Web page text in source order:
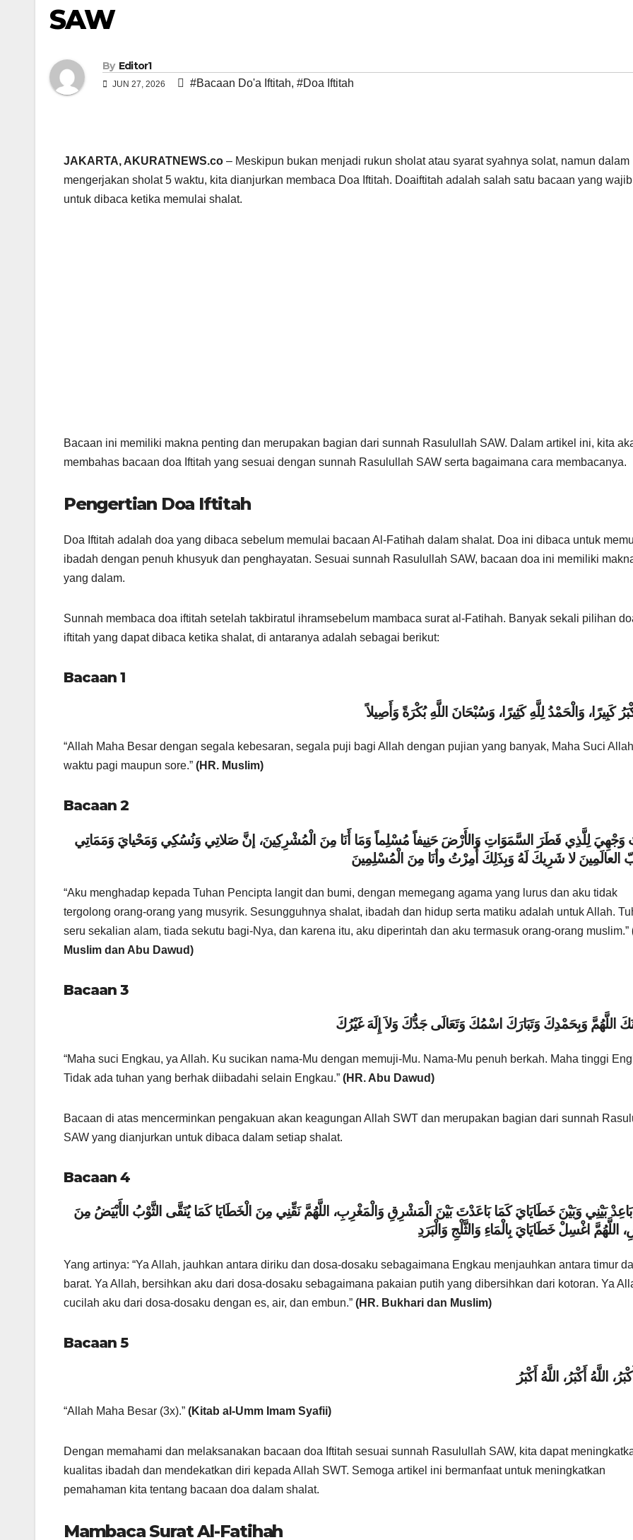
SAW
By Editor1
JUN 27, 2026 #Bacaan Do'a Iftitah, #Doa Iftitah
JAKARTA, AKURATNEWS.co – Meskipun bukan menjadi rukun sholat atau syarat syahnya solat, namun dalam
mengerjakan sholat 5 waktu, kita dianjurkan membaca Doa Iftitah. Doaiftitah adalah salah satu bacaan yang wajib
untuk dibaca ketika memulai shalat.
Bacaan ini memiliki makna penting dan merupakan bagian dari sunnah Rasulullah SAW. Dalam artikel ini, kita
membahas bacaan doa Iftitah yang sesuai dengan sunnah Rasulullah SAW serta bagaimana cara membacanya.
Pengertian Doa Iftitah
Doa Iftitah adalah doa yang dibaca sebelum memulai bacaan Al-Fatihah dalam shalat. Doa ini dibaca untuk
ibadah dengan penuh khusyuk dan penghayatan. Sesuai sunnah Rasulullah SAW, bacaan doa ini memiliki
yang dalam.
Sunnah membaca doa iftitah setelah takbiratul ihramsebelum mambaca surat al-Fatihah. Banyak sekali pilihan
iftitah yang dapat dibaca ketika shalat, di antaranya adalah sebagai berikut:
Bacaan 1
كَبِيرًا، وَالْحَمْدُ لِلَّهِ كَثِيرًا، وَسُبْحَانَ اللَّهِ بُكْرَةً وَأَصِيلاً
“Allah Maha Besar dengan segala kebesaran, segala puji bagi Allah dengan pujian yang banyak, Maha Suci
waktu pagi maupun sore.” (HR. Muslim)
Bacaan 2
لِلَّذِي فَطَرَ السَّمَوَاتِ وَالأَرْضَ حَنِيفاً مُسْلِماً وَمَا أَنَا مِنَ الْمُشْرِكِينَ، إنَّ صَلاتِي وَنُسُكِي وَمَحْيايَ وَمَمَاتِي
العالَمِينَ لا شَرِيكَ لَهُ وَبِذَلِكَ أُمِرْتُ وأنَا مِنَ الْمُسْلِمِينَ
“Aku menghadap kepada Tuhan Pencipta langit dan bumi, dengan memegang agama yang lurus dan aku tidak
tergolong orang-orang yang musyrik. Sesungguhnya shalat, ibadah dan hidup serta matiku adalah untuk Allah.
seru sekalian alam, tiada sekutu bagi-Nya, dan karena itu, aku diperintah dan aku termasuk orang-orang muslim.”
Muslim dan Abu Dawud)
Bacaan 3
اللَّهُمَّ وَبِحَمْدِكَ وَتَبَارَكَ اسْمُكَ وَتَعَالَى جَدُّكَ وَلاَ إِلَهَ غَيْرُكَ
“Maha suci Engkau, ya Allah. Ku sucikan nama-Mu dengan memuji-Mu. Nama-Mu penuh berkah. Maha tinggi
Tidak ada tuhan yang berhak diibadahi selain Engkau.” (HR. Abu Dawud)
Bacaan di atas mencerminkan pengakuan akan keagungan Allah SWT dan merupakan bagian dari sunnah
SAW yang dianjurkan untuk dibaca dalam setiap shalat.
Bacaan 4
بَاعِدْ بَيْنِي وَبَيْنَ خَطَايَايَ كَمَا بَاعَدْتَ بَيْنَ الْمَشْرِقِ وَالْمَغْرِبِ، اللَّهُمَّ نَقِّنِي مِنَ الْخَطَايَا كَمَا يُنَقَّى الثَّوْبُ الأَبْيَضُ مِنَ
اللَّهُمَّ اغْسِلْ خَطَايَايَ بِالْمَاءِ وَالثَّلْجِ وَالْبَرَدِ
Yang artinya: “Ya Allah, jauhkan antara diriku dan dosa-dosaku sebagaimana Engkau menjauhkan antara timur
barat. Ya Allah, bersihkan aku dari dosa-dosaku sebagaimana pakaian putih yang dibersihkan dari kotoran. Ya
cucilah aku dari dosa-dosaku dengan es, air, dan embun.” (HR. Bukhari dan Muslim)
Bacaan 5
“Allah Maha Besar (3x).” (Kitab al-Umm Imam Syafii)
Dengan memahami dan melaksanakan bacaan doa Iftitah sesuai sunnah Rasulullah SAW, kita dapat
kualitas ibadah dan mendekatkan diri kepada Allah SWT. Semoga artikel ini bermanfaat untuk meningkatkan
pemahaman kita tentang bacaan doa dalam shalat.
Mambaca Surat Al-Fatihah